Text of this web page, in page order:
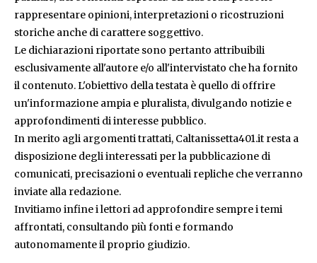
rappresentare opinioni, interpretazioni o ricostruzioni
storiche anche di carattere soggettivo.
Le dichiarazioni riportate sono pertanto attribuibili
esclusivamente all'autore e/o all'intervistato che ha fornito
il contenuto. L'obiettivo della testata è quello di offrire
un'informazione ampia e pluralista, divulgando notizie e
approfondimenti di interesse pubblico.
In merito agli argomenti trattati, Caltanissetta401.it resta a
disposizione degli interessati per la pubblicazione di
comunicati, precisazioni o eventuali repliche che verranno
inviate alla redazione.
Invitiamo infine i lettori ad approfondire sempre i temi
affrontati, consultando più fonti e formando
autonomamente il proprio giudizio.